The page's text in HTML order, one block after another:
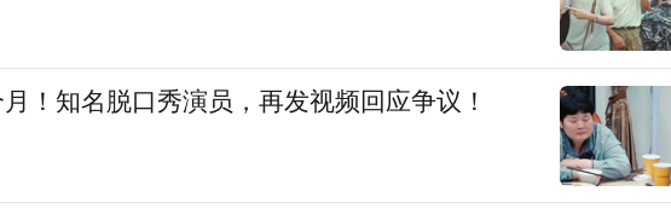
！知名脱口秀演员，再发视频回应争议！